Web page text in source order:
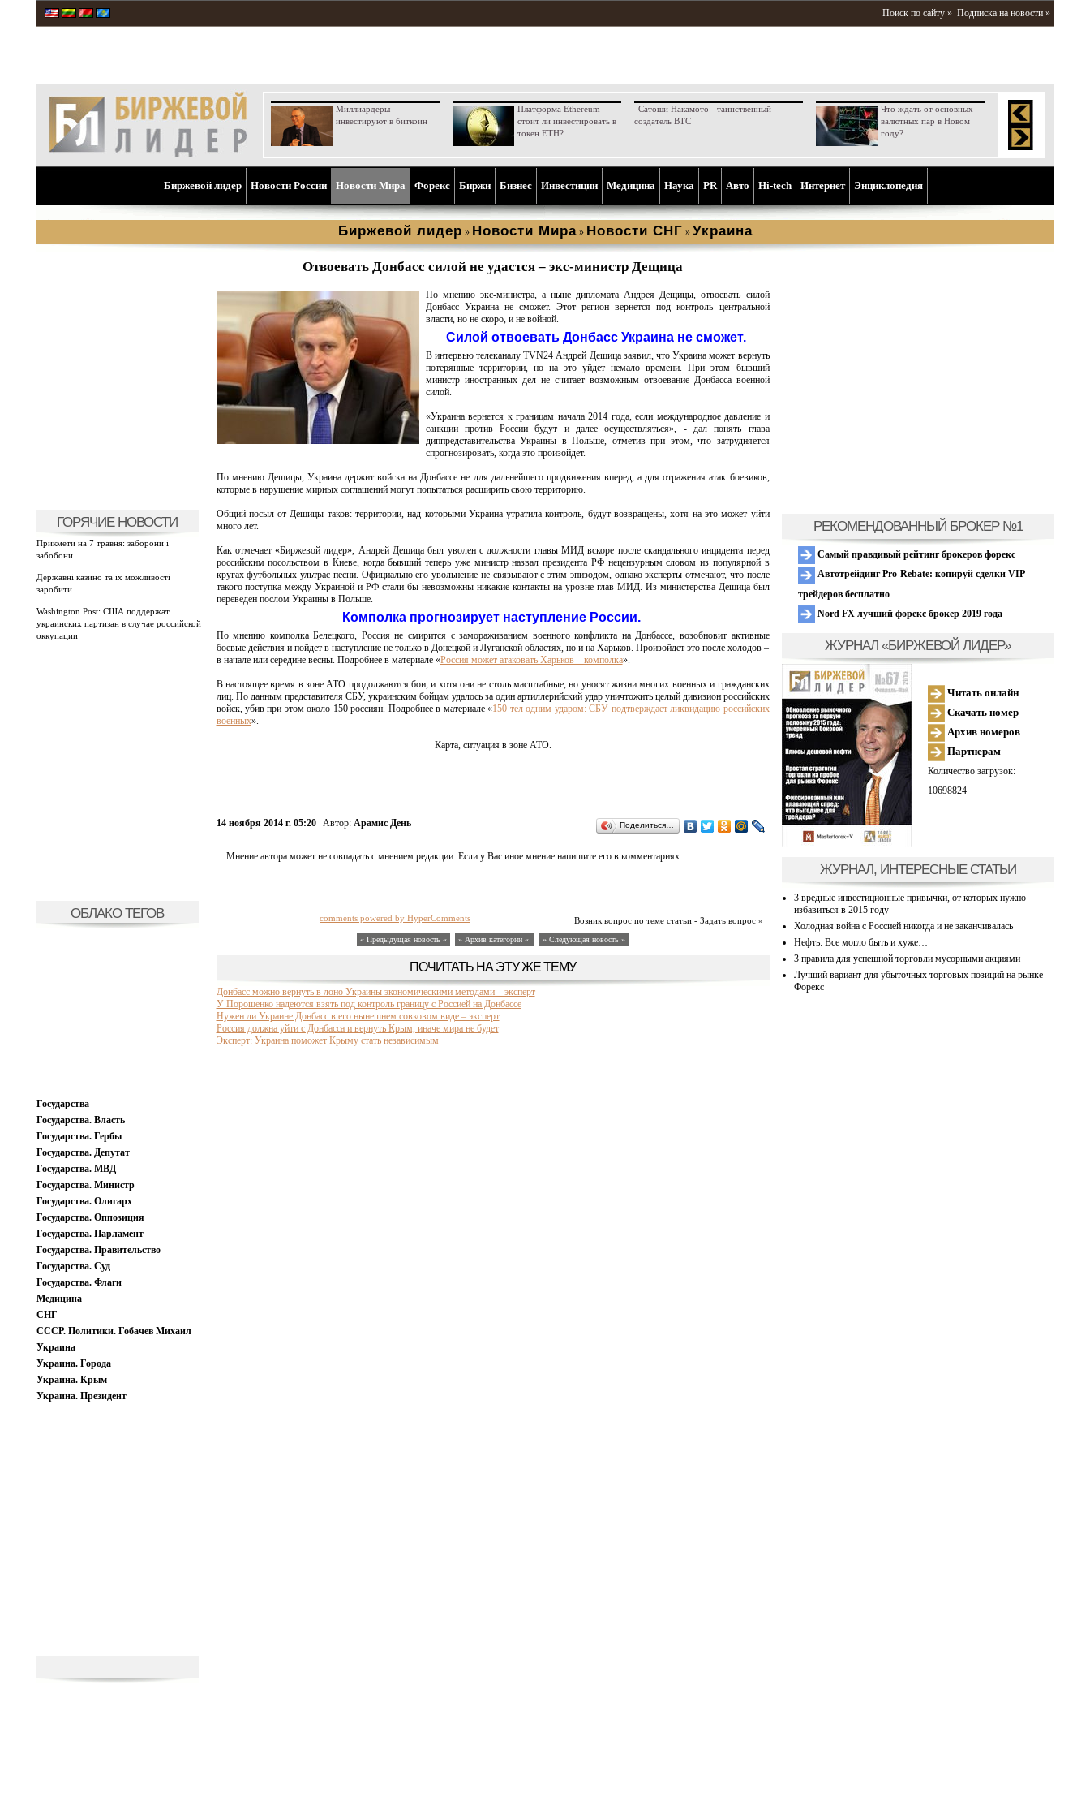
Поиск по сайту » Подписка на новости »
Миллиардеры
инвестируют в биткоин
Платформа Ethereum -
стоит ли инвестировать в
токен ETH?
Сатоши Накамото - таинственный
создатель BTC
Что ждать от основных
валютных пар в Новом
году?
Биржевой лидер Новости России Новости Мира Форекс Биржи Бизнес Инвестиции Медицина Наука PR Aвто Hi-tech Интернет Энциклопедия
Биржевой лидер » Новости Мира » Новости СНГ » Украина
ГОРЯЧИЕ НОВОСТИ
Прикмети на 7 травня: заборони і
забобони
Державні казино та їх можливості
заробити
Washington Post: США поддержат
украинских партизан в случае российской
оккупации
ОБЛАКО ТЕГОВ
Государства
Государства. Власть
Государства. Гербы
Государства. Депутат
Государства. МВД
Государства. Министр
Государства. Олигарх
Государства. Оппозиция
Государства. Парламент
Государства. Правительство
Государства. Суд
Государства. Флаги
Медицина
СНГ
СССР. Политики. Гобачев Михаил
Украина
Украина. Города
Украина. Крым
Украина. Президент
Отвоевать Донбасс силой не удастся – экс-министр Дещица
По мнению экс-министра, а ныне дипломата Андрея Дещицы, отвоевать силой
Донбасс Украина не сможет. Этот регион вернется под контроль центральной
власти, но не скоро, и не войной.
Силой отвоевать Донбасс Украина не сможет.
В интервью телеканалу TVN24 Андрей Дещица заявил, что Украина может вернуть
потерянные территории, но на это уйдет немало времени. При этом бывший
министр иностранных дел не считает возможным отвоевание Донбасса военной
силой.
«Украина вернется к границам начала 2014 года, если международное давление и
санкции против России будут и далее осуществляться», - дал понять глава
диппредставительства Украины в Польше, отметив при этом, что затрудняется
спрогнозировать, когда это произойдет.
По мнению Дещицы, Украина держит войска на Донбассе не для дальнейшего продвижения вперед, а для отражения атак боевиков,
которые в нарушение мирных соглашений могут попытаться расширить свою территорию.
Общий посыл от Дещицы таков: территории, над которыми Украина утратила контроль, будут возвращены, хотя на это может уйти
много лет.
Как отмечает «Биржевой лидер», Андрей Дещица был уволен с должности главы МИД вскоре после скандального инцидента перед
российским посольством в Киеве, когда бывший теперь уже министр назвал президента РФ нецензурным словом из популярной в
кругах футбольных ультрас песни. Официально его увольнение не связывают с этим эпизодом, однако эксперты отмечают, что после
такого поступка между Украиной и РФ стали бы невозможны никакие контакты на уровне глав МИД. Из министерства Дещица был
переведен послом Украины в Польше.
Комполка прогнозирует наступление России.
По мнению комполка Белецкого, Россия не смирится с замораживанием военного конфликта на Донбассе, возобновит активные
боевые действия и пойдет в наступление не только в Донецкой и Луганской областях, но и на Харьков. Произойдет это после холодов –
в начале или середине весны. Подробнее в материале «Россия может атаковать Харьков – комполка».
В настоящее время в зоне АТО продолжаются бои, и хотя они не столь масштабные, но уносят жизни многих военных и гражданских
лиц. По данным представителя СБУ, украинским бойцам удалось за один артиллерийский удар уничтожить целый дивизион российских
войск, убив при этом около 150 россиян. Подробнее в материале «150 тел одним ударом: СБУ подтверждает ликвидацию российских
военных».
Карта, ситуация в зоне АТО.
14 ноября 2014 г. 05:20 Автор: Арамис День Поделиться…
Мнение автора может не совпадать с мнением редакции. Если у Вас иное мнение напишите его в комментариях.
Возник вопрос по теме статьи - Задать вопрос »
comments powered by HyperComments
« Предыдущая новость « » Архив категории « » Следующая новость »
ПОЧИТАТЬ НА ЭТУ ЖЕ ТЕМУ
Донбасс можно вернуть в лоно Украины экономическими методами – эксперт
У Порошенко надеются взять под контроль границу с Россией на Донбассе
Нужен ли Украине Донбасс в его нынешнем совковом виде – эксперт
Россия должна уйти с Донбасса и вернуть Крым, иначе мира не будет
Эксперт: Украина поможет Крыму стать независимым
РЕКОМЕНДОВАННЫЙ БРОКЕР №1
Самый правдивый рейтинг брокеров форекс
Автотрейдинг Pro-Rebate: копируй сделки VIP
трейдеров бесплатно
Nord FX лучший форекс брокер 2019 года
ЖУРНАЛ «БИРЖЕВОЙ ЛИДЕР»
Читать онлайн
Скачать номер
Архив номеров
Партнерам
Количество загрузок:
10698824
ЖУРНАЛ, ИНТЕРЕСНЫЕ СТАТЬИ
3 вредные инвестиционные привычки, от которых нужно
избавиться в 2015 году
Холодная война с Россией никогда и не заканчивалась
Нефть: Все могло быть и хуже…
3 правила для успешной торговли мусорными акциями
Лучший вариант для убыточных торговых позиций на рынке
Форекс